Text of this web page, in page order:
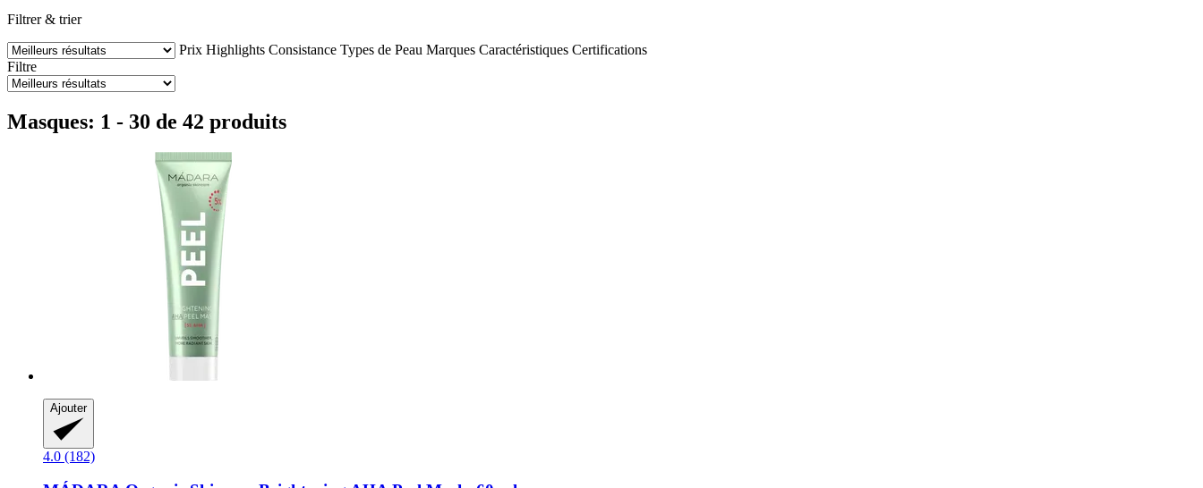
Filtrer & trier
Prix Highlights Consistance Types de Peau Marques Caractéristiques Certifications
Filtre
Masques: 1 - 30 de 42 produits
Ajouter
4.0 (182)